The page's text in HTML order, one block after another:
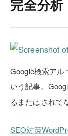
完全分析
Google検索アル
いう記事。
るまたはされて
SEO対策